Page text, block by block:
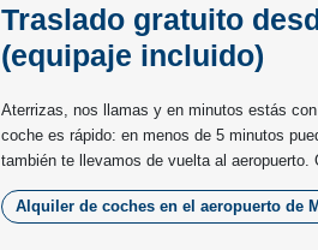
Traslado gratuito
(equipaje incluido)
Aterrizas, nos llamas y en minutos estás
coche es rápido: en menos de 5 minutos
también te llevamos de vuelta al aeropuerto.
Alquiler de coches en el aeropuerto de